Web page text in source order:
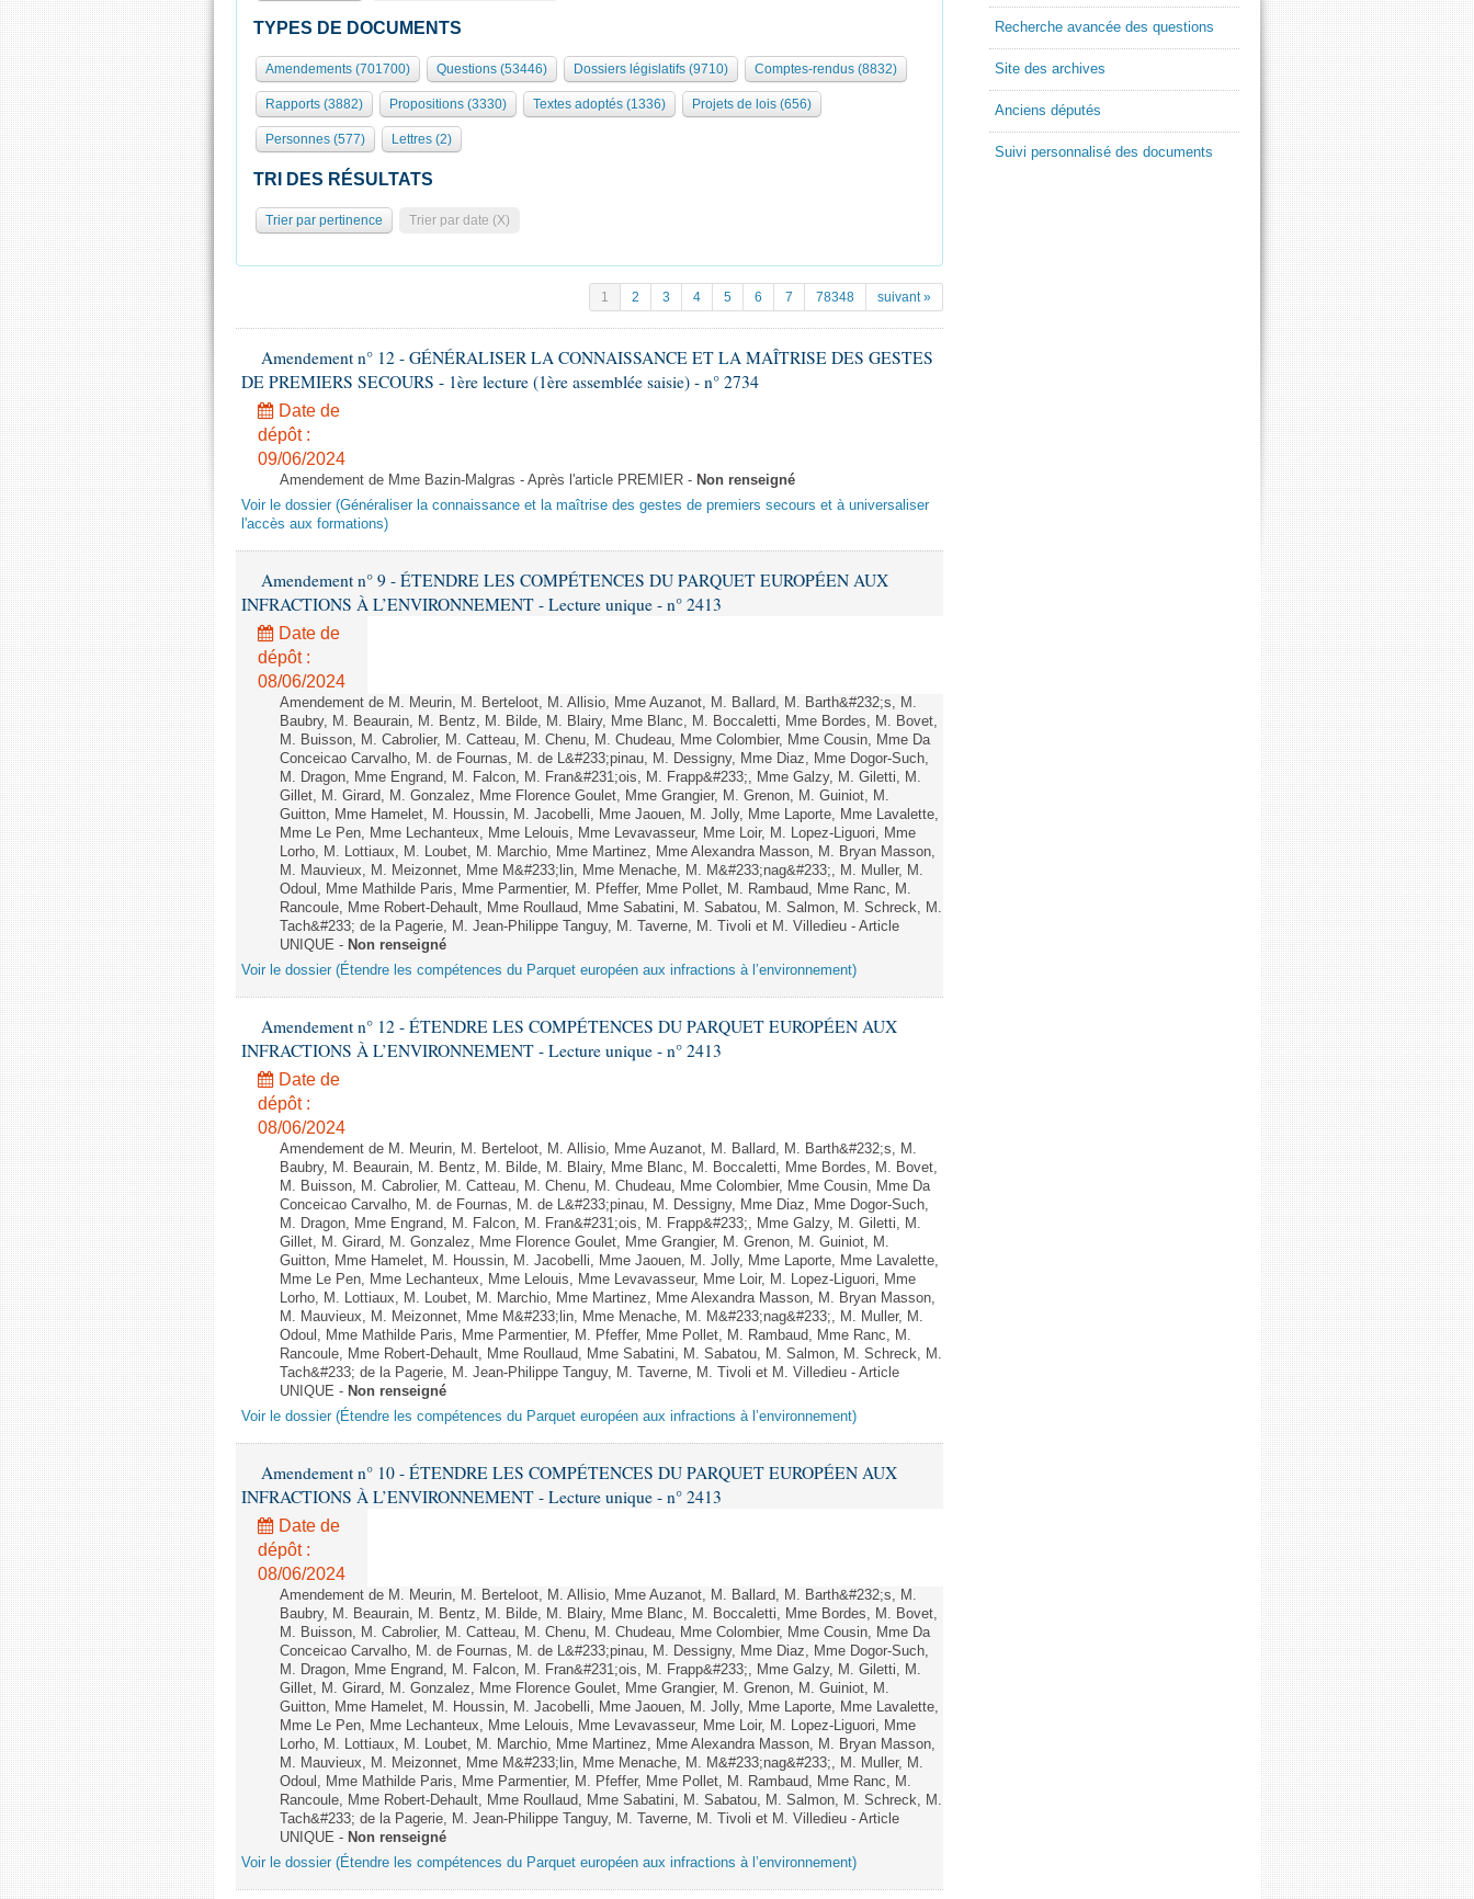
TYPES DE DOCUMENTS
Amendements (701700) Questions (53446) Dossiers législatifs (9710) Comptes-rendus (8832)
Rapports (3882) Propositions (3330) Textes adoptés (1336) Projets de lois (656)
Personnes (577) Lettres (2)
TRI DES RÉSULTATS
Trier par pertinence Trier par date (X)
1 2 3 4 5 6 7 78348 suivant »
Amendement n° 12 - GÉNÉRALISER LA CONNAISSANCE ET LA MAÎTRISE DES GESTES
DE PREMIERS SECOURS - 1ère lecture (1ère assemblée saisie) - n° 2734
Date de
dépôt :
09/06/2024
Amendement de Mme Bazin-Malgras - Après l'article PREMIER - Non renseigné
Voir le dossier (Généraliser la connaissance et la maîtrise des gestes de premiers secours et à universaliser
l'accès aux formations)
Amendement n° 9 - ÉTENDRE LES COMPÉTENCES DU PARQUET EUROPÉEN AUX
INFRACTIONS À L’ENVIRONNEMENT - Lecture unique - n° 2413
Date de
dépôt :
08/06/2024
Amendement de M. Meurin, M. Berteloot, M. Allisio, Mme Auzanot, M. Ballard, M. Barth&#232;s, M.
Baubry, M. Beaurain, M. Bentz, M. Bilde, M. Blairy, Mme Blanc, M. Boccaletti, Mme Bordes, M. Bovet,
M. Buisson, M. Cabrolier, M. Catteau, M. Chenu, M. Chudeau, Mme Colombier, Mme Cousin, Mme Da
Conceicao Carvalho, M. de Fournas, M. de L&#233;pinau, M. Dessigny, Mme Diaz, Mme Dogor-Such,
M. Dragon, Mme Engrand, M. Falcon, M. Fran&#231;ois, M. Frapp&#233;, Mme Galzy, M. Giletti, M.
Gillet, M. Girard, M. Gonzalez, Mme Florence Goulet, Mme Grangier, M. Grenon, M. Guiniot, M.
Guitton, Mme Hamelet, M. Houssin, M. Jacobelli, Mme Jaouen, M. Jolly, Mme Laporte, Mme Lavalette,
Mme Le Pen, Mme Lechanteux, Mme Lelouis, Mme Levavasseur, Mme Loir, M. Lopez-Liguori, Mme
Lorho, M. Lottiaux, M. Loubet, M. Marchio, Mme Martinez, Mme Alexandra Masson, M. Bryan Masson,
M. Mauvieux, M. Meizonnet, Mme M&#233;lin, Mme Menache, M. M&#233;nag&#233;, M. Muller, M.
Odoul, Mme Mathilde Paris, Mme Parmentier, M. Pfeffer, Mme Pollet, M. Rambaud, Mme Ranc, M.
Rancoule, Mme Robert-Dehault, Mme Roullaud, Mme Sabatini, M. Sabatou, M. Salmon, M. Schreck, M.
Tach&#233; de la Pagerie, M. Jean-Philippe Tanguy, M. Taverne, M. Tivoli et M. Villedieu - Article
UNIQUE - Non renseigné
Voir le dossier (Étendre les compétences du Parquet européen aux infractions à l’environnement)
Amendement n° 12 - ÉTENDRE LES COMPÉTENCES DU PARQUET EUROPÉEN AUX
INFRACTIONS À L’ENVIRONNEMENT - Lecture unique - n° 2413
Date de
dépôt :
08/06/2024
Amendement de M. Meurin, M. Berteloot, M. Allisio, Mme Auzanot, M. Ballard, M. Barth&#232;s, M.
Baubry, M. Beaurain, M. Bentz, M. Bilde, M. Blairy, Mme Blanc, M. Boccaletti, Mme Bordes, M. Bovet,
M. Buisson, M. Cabrolier, M. Catteau, M. Chenu, M. Chudeau, Mme Colombier, Mme Cousin, Mme Da
Conceicao Carvalho, M. de Fournas, M. de L&#233;pinau, M. Dessigny, Mme Diaz, Mme Dogor-Such,
M. Dragon, Mme Engrand, M. Falcon, M. Fran&#231;ois, M. Frapp&#233;, Mme Galzy, M. Giletti, M.
Gillet, M. Girard, M. Gonzalez, Mme Florence Goulet, Mme Grangier, M. Grenon, M. Guiniot, M.
Guitton, Mme Hamelet, M. Houssin, M. Jacobelli, Mme Jaouen, M. Jolly, Mme Laporte, Mme Lavalette,
Mme Le Pen, Mme Lechanteux, Mme Lelouis, Mme Levavasseur, Mme Loir, M. Lopez-Liguori, Mme
Lorho, M. Lottiaux, M. Loubet, M. Marchio, Mme Martinez, Mme Alexandra Masson, M. Bryan Masson,
M. Mauvieux, M. Meizonnet, Mme M&#233;lin, Mme Menache, M. M&#233;nag&#233;, M. Muller, M.
Odoul, Mme Mathilde Paris, Mme Parmentier, M. Pfeffer, Mme Pollet, M. Rambaud, Mme Ranc, M.
Rancoule, Mme Robert-Dehault, Mme Roullaud, Mme Sabatini, M. Sabatou, M. Salmon, M. Schreck, M.
Tach&#233; de la Pagerie, M. Jean-Philippe Tanguy, M. Taverne, M. Tivoli et M. Villedieu - Article
UNIQUE - Non renseigné
Voir le dossier (Étendre les compétences du Parquet européen aux infractions à l’environnement)
Amendement n° 10 - ÉTENDRE LES COMPÉTENCES DU PARQUET EUROPÉEN AUX
INFRACTIONS À L’ENVIRONNEMENT - Lecture unique - n° 2413
Date de
dépôt :
08/06/2024
Amendement de M. Meurin, M. Berteloot, M. Allisio, Mme Auzanot, M. Ballard, M. Barth&#232;s, M.
Baubry, M. Beaurain, M. Bentz, M. Bilde, M. Blairy, Mme Blanc, M. Boccaletti, Mme Bordes, M. Bovet,
M. Buisson, M. Cabrolier, M. Catteau, M. Chenu, M. Chudeau, Mme Colombier, Mme Cousin, Mme Da
Conceicao Carvalho, M. de Fournas, M. de L&#233;pinau, M. Dessigny, Mme Diaz, Mme Dogor-Such,
M. Dragon, Mme Engrand, M. Falcon, M. Fran&#231;ois, M. Frapp&#233;, Mme Galzy, M. Giletti, M.
Gillet, M. Girard, M. Gonzalez, Mme Florence Goulet, Mme Grangier, M. Grenon, M. Guiniot, M.
Guitton, Mme Hamelet, M. Houssin, M. Jacobelli, Mme Jaouen, M. Jolly, Mme Laporte, Mme Lavalette,
Mme Le Pen, Mme Lechanteux, Mme Lelouis, Mme Levavasseur, Mme Loir, M. Lopez-Liguori, Mme
Lorho, M. Lottiaux, M. Loubet, M. Marchio, Mme Martinez, Mme Alexandra Masson, M. Bryan Masson,
M. Mauvieux, M. Meizonnet, Mme M&#233;lin, Mme Menache, M. M&#233;nag&#233;, M. Muller, M.
Odoul, Mme Mathilde Paris, Mme Parmentier, M. Pfeffer, Mme Pollet, M. Rambaud, Mme Ranc, M.
Rancoule, Mme Robert-Dehault, Mme Roullaud, Mme Sabatini, M. Sabatou, M. Salmon, M. Schreck, M.
Tach&#233; de la Pagerie, M. Jean-Philippe Tanguy, M. Taverne, M. Tivoli et M. Villedieu - Article
UNIQUE - Non renseigné
Voir le dossier (Étendre les compétences du Parquet européen aux infractions à l’environnement)
Recherche avancée des questions
Site des archives
Anciens députés
Suivi personnalisé des documents